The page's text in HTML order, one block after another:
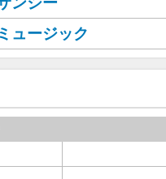
ュージック